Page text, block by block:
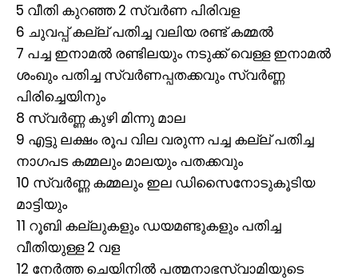
5 വീതി കുറഞ്ഞ 2 സ്വർണ പിരിവള
6 ചുവപ്പ് കല്ല് പതിച്ച വലിയ രണ്ട് കമ്മൽ
7 പച്ച ഇനാമൽ രണ്ടിലയും നടുക്ക് വെള്ള ഇനാമൽ
ശംഖും പതിച്ച സ്വർണപ്പതക്കവും സ്വർണ്ണ
പിരിച്ചെയിനും
8 സ്വർണ്ണ കുഴി മിന്നു മാല
9 എട്ടു ലക്ഷം രൂപ വില വരുന്ന പച്ച കല്ല് പതിച്ച
നാഗപട കമ്മലും മാലയും പതക്കവും
10 സ്വർണ്ണ കമ്മലും ഇല ഡിസൈനോടുകൂടിയ
മാട്ടിയും
11 റൂബി കല്ലുകളും ഡയമണ്ടുകളും പതിച്ച
വീതിയുള്ള 2 വള
12 നേർത്ത ചെയിനിൽ പത്മനാഭസ്വാമിയുടെ